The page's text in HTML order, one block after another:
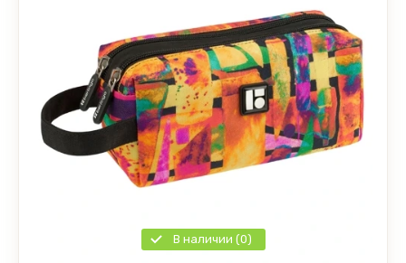
В наличии (0)